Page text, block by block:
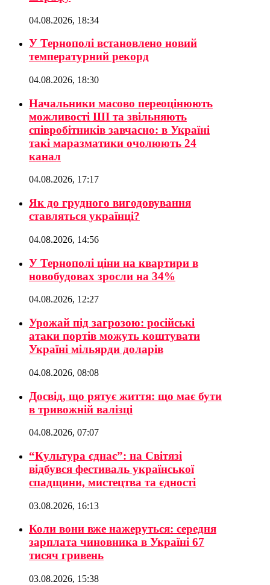
04.08.2026, 18:34
У Тернополі встановлено новий
температурний рекорд
04.08.2026, 18:30
Начальники масово переоцінюють
можливості ШІ та звільняють
співробітників завчасно: в Україні
такі маразматики очолюють 24
канал
04.08.2026, 17:17
Як до грудного вигодовування
ставляться українці?
04.08.2026, 14:56
У Тернополі ціни на квартири в
новобудовах зросли на 34%
04.08.2026, 12:27
Урожай під загрозою: російські
атаки портів можуть коштувати
Україні мільярди доларів
04.08.2026, 08:08
Досвід, що рятує життя: що має бути
в тривожній валізці
04.08.2026, 07:07
“Культура єднає”: на Світязі
відбувся фестиваль української
спадщини, мистецтва та єдності
03.08.2026, 16:13
Коли вони вже нажеруться: середня
зарплата чиновника в Україні 67
тисяч гривень
03.08.2026, 15:38